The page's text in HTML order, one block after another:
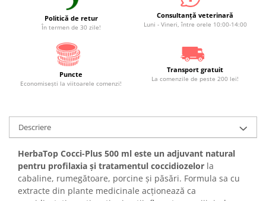
Politică de retur
În termen de 30 zile!
Consultanță veterinară
Luni - Vineri, între orele 10:00-14:00
Puncte
Economiseşti la viitoarele comenzi!
Transport gratuit
La comenzile de peste 200 lei!
Descriere
HerbaTop Cocci-Plus 500 ml este un adjuvant natural
pentru profilaxia și tratamentul coccidiozelor la
cabaline, rumegătoare, porcine și păsări. Formula sa cu
extracte din plante medicinale acționează ca